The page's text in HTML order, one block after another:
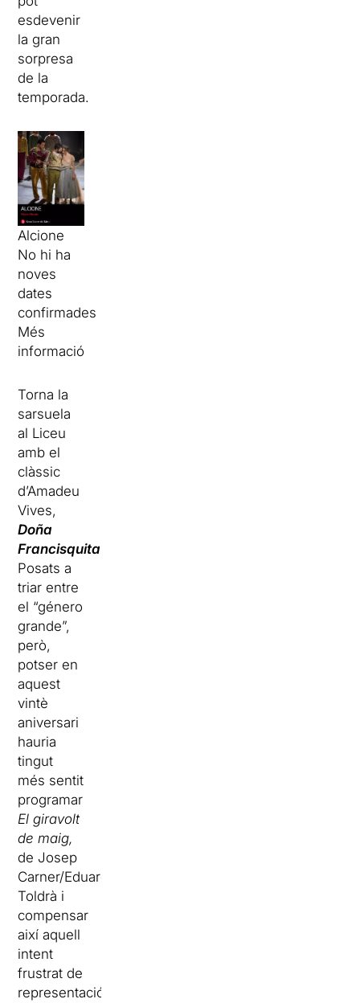
esdevenir
la gran
sorpresa
de la
temporada.
Alcione
No hi ha
noves
dates
confirmades
Més
informació
Torna la
sarsuela
al Liceu
amb el
clàssic
d’Amadeu
Vives,
Doña
Francisquita
Posats a
triar entre
el “género
grande”,
però,
potser en
aquest
vintè
aniversari
hauria
tingut
més sentit
programar
El giravolt
de maig,
de Josep
Carner/Eduard
Toldrà i
compensar
així aquell
intent
frustrat de
representació